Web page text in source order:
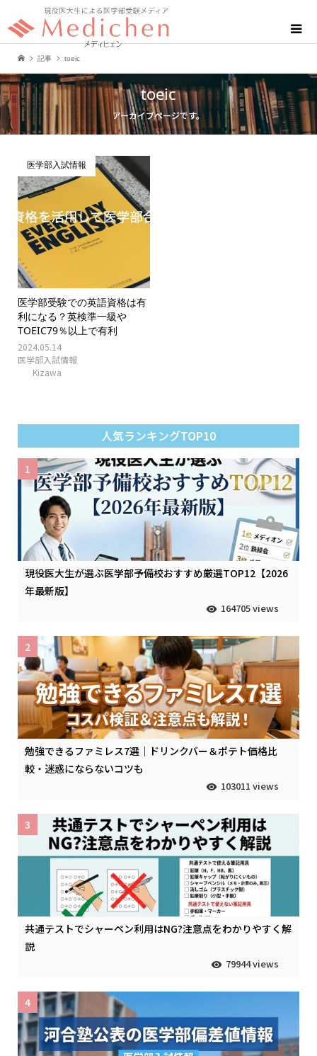
記事 toeic
toeic
アーカイブページです。
医学部入試情報
医学部受験での英語資格は有
利になる？英検準一級や
TOEIC79％以上で有利
2024.05.14
医学部入試情報
Kizawa
人気ランキングTOP10
現役医大生が選ぶ医学部予備校おすすめ厳選TOP12【2026
年最新版】
164705 views
1
勉強できるファミレス7選｜ドリンクバー＆ポテト価格比
較・迷惑にならないコツも
103011 views
2
共通テストでシャーペン利用はNG?注意点をわかりやすく解
説
79944 views
3
4